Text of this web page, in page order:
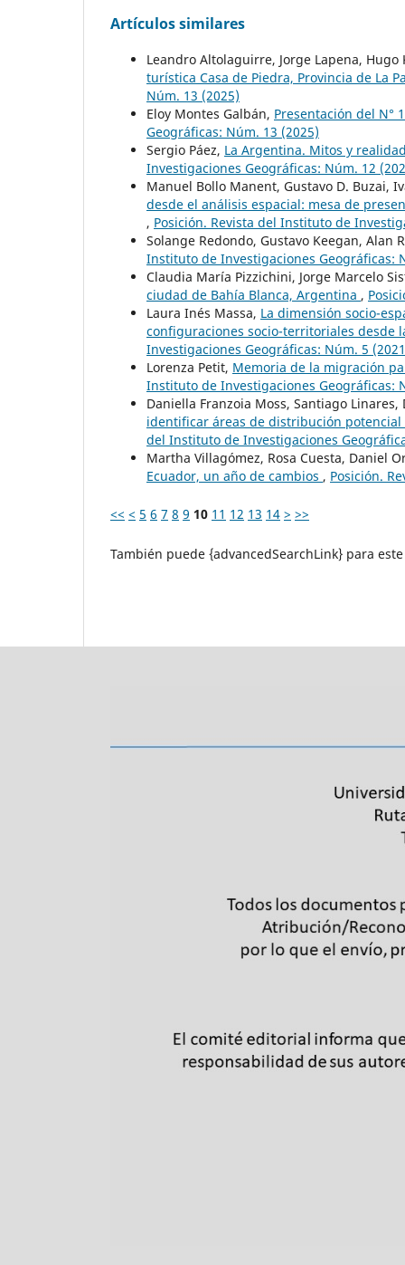
Artículos similares
Leandro Altolaguirre, Jorge Lapena,
turística Casa de Piedra, Provincia de La
Núm. 13 (2025)
Eloy Montes Galbán, Presentación del N°
Geográficas: Núm. 13 (2025)
Sergio Páez, La Argentina. Mitos y
Investigaciones Geográficas: Núm. 12
Manuel Bollo Manent, Gustavo D. Buzai,
desde el análisis espacial: mesa de
, Posición. Revista del Instituto de
Solange Redondo, Gustavo Keegan, Alan
Instituto de Investigaciones Geográficas:
Claudia María Pizzichini, Jorge Marcelo
ciudad de Bahía Blanca, Argentina ,
Laura Inés Massa, La dimensión socio-
configuraciones socio-territoriales desde
Investigaciones Geográficas: Núm. 5
Lorenza Petit, Memoria de la migración
Instituto de Investigaciones Geográficas:
Daniella Franzoia Moss, Santiago
identificar áreas de distribución
del Instituto de Investigaciones
Martha Villagómez, Rosa Cuesta, Daniel
Ecuador, un año de cambios , Posición.
<< < 5 6 7 8 9 10 11 12 13 14 > >>
También puede {advancedSearchLink} para